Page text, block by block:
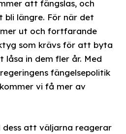
att fängslas, och
längre. För när det
ut och fortfarande
som krävs för att byta
in dem fler år. Med
fängelsepolitik
vi få mer av
att väljarna reagerar